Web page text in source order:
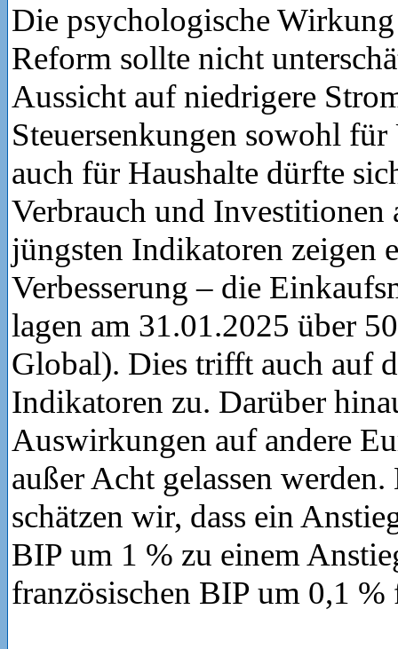
Die psychologische
Reform sollte nicht
Aussicht auf niedrigere
Steuersenkungen sowohl
auch für Haushalte dürfte
Verbrauch und Investitionen
jüngsten Indikatoren zeigen
Verbesserung – die
lagen am 31.01.2025 über
Global). Dies trifft auch auf
Indikatoren zu. Darüber
Auswirkungen auf andere
außer Acht gelassen
schätzen wir, dass ein
BIP um 1 % zu einem
französischen BIP um 0,1